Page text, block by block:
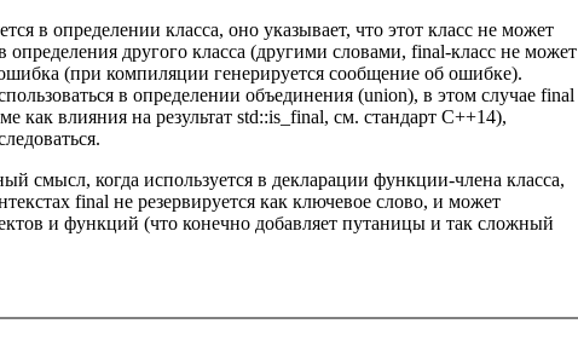
в определении класса, оно указывает, что этот класс не может
определения другого класса (другими словами, final-класс не может
(при компиляции генерируется сообщение об ошибке).
в определении объединения (union), в этом случае final
как влияния на результат std::is_final, см. стандарт C++14),
смысл, когда используется в декларации функции-члена класса,
final не резервируется как ключевое слово, и может
и функций (что конечно добавляет путаницы и так сложный